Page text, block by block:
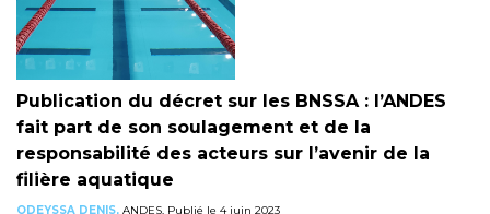
Publication du décret sur les BNSSA : l’ANDES
fait part de son soulagement et de la
responsabilité des acteurs sur l’avenir de la
filière aquatique
ODEYSSA DENIS, ANDES, Publié le 4 juin 2023